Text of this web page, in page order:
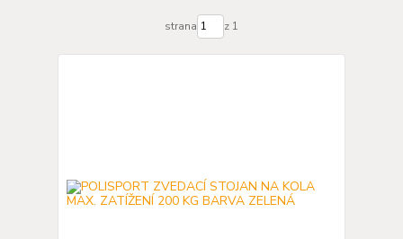
strana z 1